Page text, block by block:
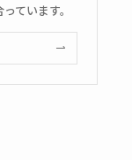
ています。